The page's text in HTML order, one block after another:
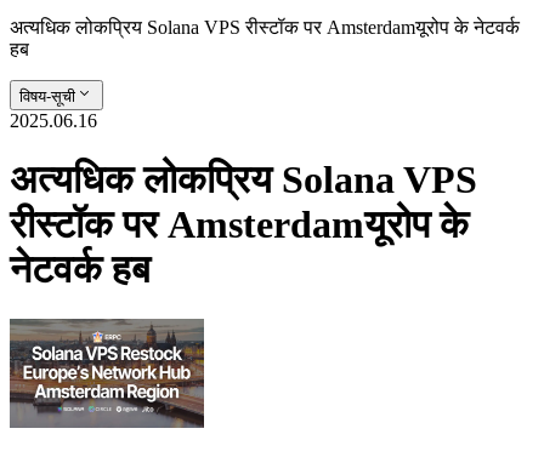
अत्यधिक लोकप्रिय Solana VPS रीस्टॉक पर Amsterdamयूरोप के नेटवर्क
हब
विषय-सूची
2025.06.16
अत्यधिक लोकप्रिय Solana VPS
रीस्टॉक पर Amsterdamयूरोप के
नेटवर्क हब